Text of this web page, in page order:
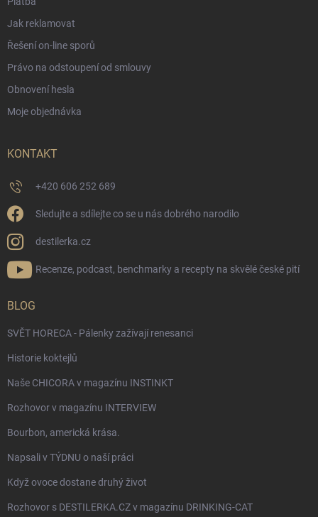
Jak reklamovat
Řešení on-line sporů
Právo na odstoupení od smlouvy
Obnovení hesla
Moje objednávka
KONTAKT
+420 606 252 689
Sledujte a sdílejte co se u nás dobrého narodilo
destilerka.cz
Recenze, podcast, benchmarky a recepty na skvělé české pití
BLOG
SVĚT HORECA - Pálenky zažívají renesanci
Historie koktejlů
Naše CHICORA v magazínu INSTINKT
Rozhovor v magazínu INTERVIEW
Bourbon, americká krása.
Napsali v TÝDNU o naší práci
Když ovoce dostane druhý život
Rozhovor s DESTILERKA.CZ v magazínu DRINKING-CAT